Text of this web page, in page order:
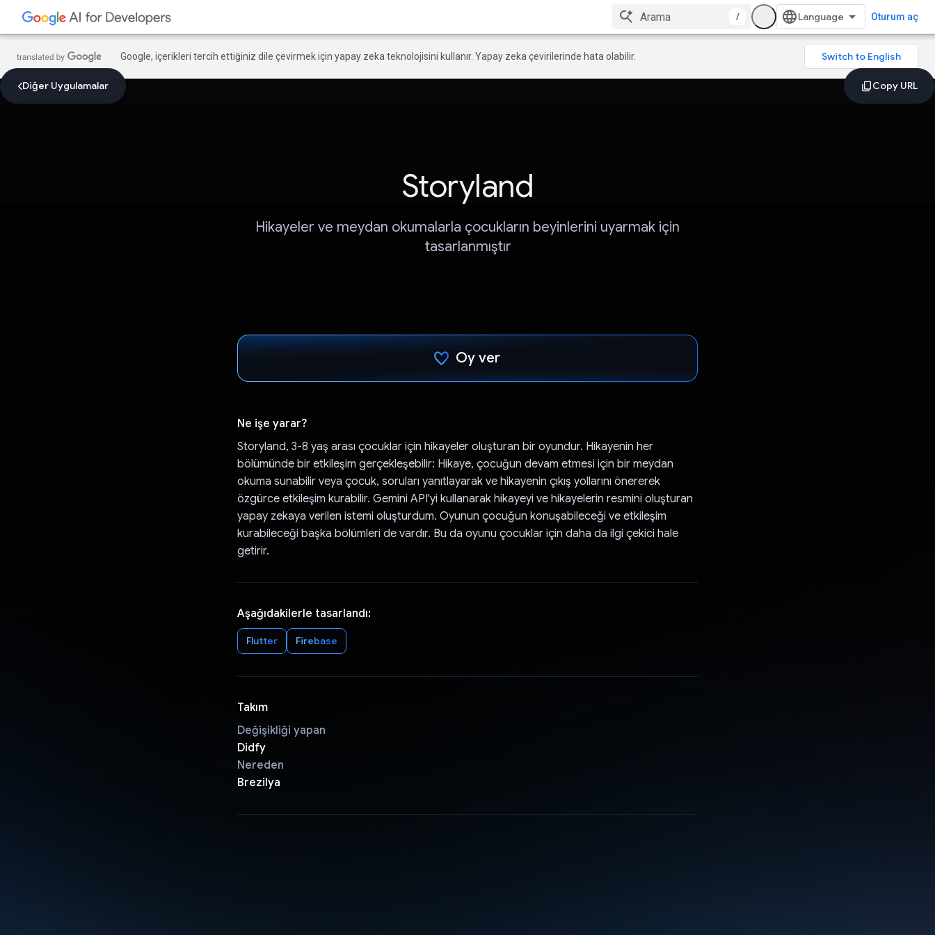
/ Oturum aç
Google, içerikleri tercih ettiğiniz dile çevirmek için yapay zeka teknolojisini kullanır. Yapay zeka çevirilerinde hata olabilir.
Diğer Uygulamalar
Storyland
Hikayeler ve meydan okumalarla çocukların beyinlerini uyarmak için
tasarlanmıştır
Oy ver
Ne işe yarar?
Storyland, 3-8 yaş arası çocuklar için hikayeler oluşturan bir oyundur. Hikayenin her
bölümünde bir etkileşim gerçekleşebilir: Hikaye, çocuğun devam etmesi için bir meydan
okuma sunabilir veya çocuk, soruları yanıtlayarak ve hikayenin çıkış yollarını önererek
özgürce etkileşim kurabilir. Gemini API'yi kullanarak hikayeyi ve hikayelerin resmini oluşturan
yapay zekaya verilen istemi oluşturdum. Oyunun çocuğun konuşabileceği ve etkileşim
kurabileceği başka bölümleri de vardır. Bu da oyunu çocuklar için daha da ilgi çekici hale
getirir.
Aşağıdakilerle tasarlandı:
Flutter Firebase
Takım
Değişikliği yapan
Didfy
Nereden
Brezilya